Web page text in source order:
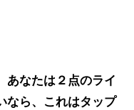
あなたは２点のライ
なら、これはタップ